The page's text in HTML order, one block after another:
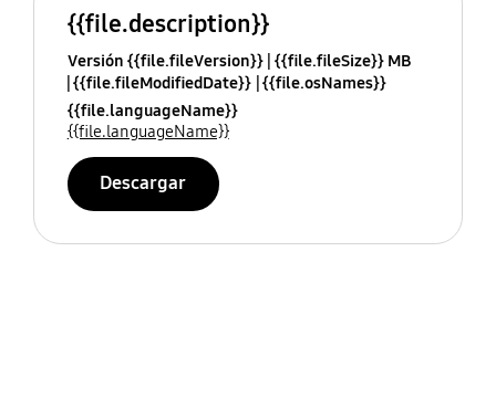
{{file.description}}
Versión {{file.fileVersion}} {{file.fileSize}} MB
{{file.fileModifiedDate}} {{file.osNames}}
{{file.languageName}}
{{file.languageName}}
Descargar